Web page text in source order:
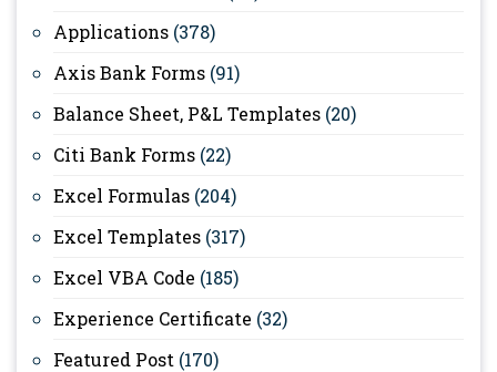
Applications (378)
Axis Bank Forms (91)
Balance Sheet, P&L Templates (20)
Citi Bank Forms (22)
Excel Formulas (204)
Excel Templates (317)
Excel VBA Code (185)
Experience Certificate (32)
Featured Post (170)